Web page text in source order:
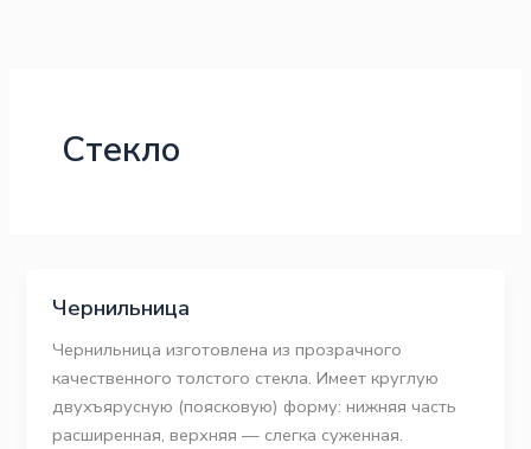
Стекло
Чернильница
Чернильница изготовлена из прозрачного
качественного толстого стекла. Имеет круглую
двухъярусную (поясковую) форму: нижняя часть
расширенная, верхняя — слегка суженная.